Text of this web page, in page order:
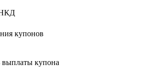
НКД
купонов
купона